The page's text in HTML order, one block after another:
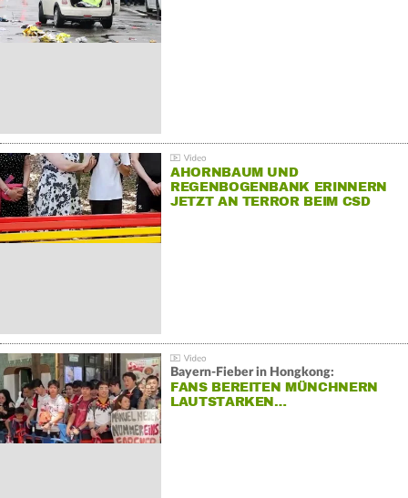
AHORNBAUM UND
REGENBOGENBANK ERINNERN
JETZT AN TERROR BEIM CSD
Bayern-Fieber in Hongkong:
FANS BEREITEN MÜNCHNERN
LAUTSTARKEN…